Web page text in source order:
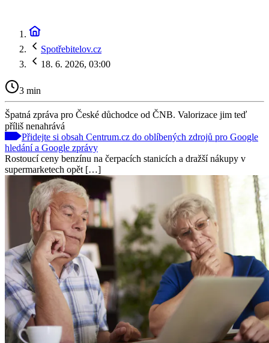
Spotřebitelov.cz
18. 6. 2026, 03:00
3 min
Špatná zpráva pro České důchodce od ČNB. Valorizace jim teď
příliš nenahrává
Přidejte si obsah Centrum.cz do oblíbených zdrojů pro Google
hledání a Google zprávy
Rostoucí ceny benzínu na čerpacích stanicích a dražší nákupy v
supermarketech opět […]